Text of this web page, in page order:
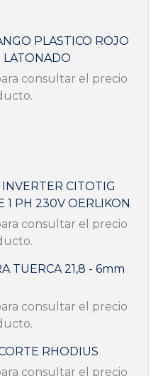
PLASTICO ROJO
LATONADO
consultar el precio
CITOTIG
1 PH 230V OERLIKON
consultar el precio
TUERCA 21,8 - 6mm
consultar el precio
RHODIUS
consultar el precio